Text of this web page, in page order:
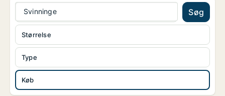
Svinninge Søg
Type
Køb
Størrelse